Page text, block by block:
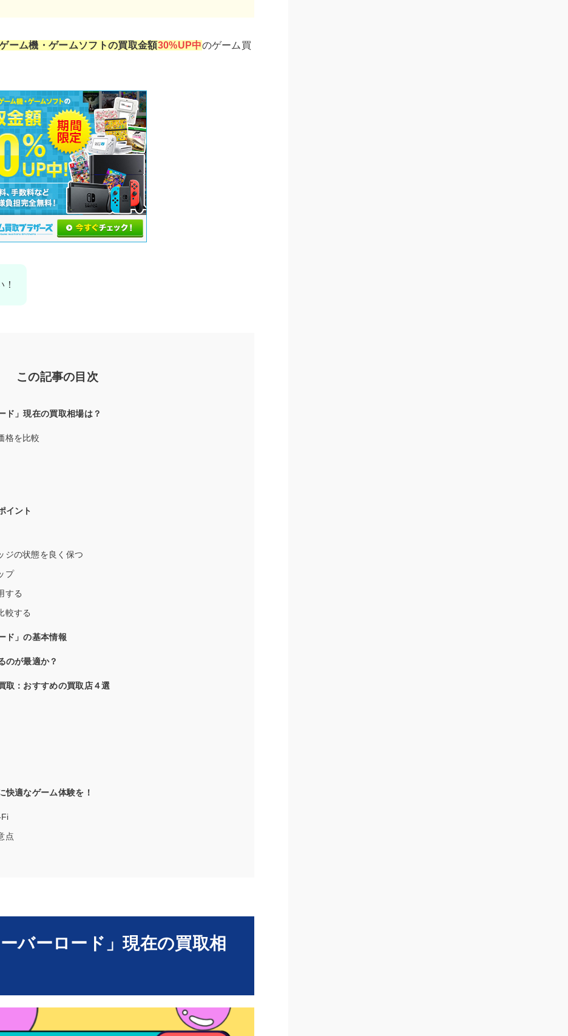
ーム機・ゲームソフトの買取金額30%UP中のゲーム買
この記事の目次
ド」現在の買取相場は？
格を比較
イント
ジの状態を良く保つ
プ
する
較する
ド」の基本情報
のが最適か？
取：おすすめの買取店４選
快適なゲーム体験を！
点
バーロード」現在の買取相